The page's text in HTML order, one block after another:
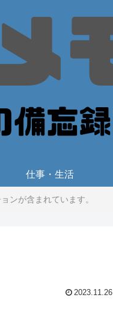
仕事・生活
ンが含まれています。
2023.11.26